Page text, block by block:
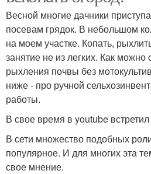
Весной многие дачники
посевам грядок. В небольшом
на моем участке. Копать,
занятие не из легких. Как можно
рыхления почвы без
ниже - про ручной
работы.
В свое время в youtube встретил
В сети множество подобных
популярное. И для многих эта
свое мнение.